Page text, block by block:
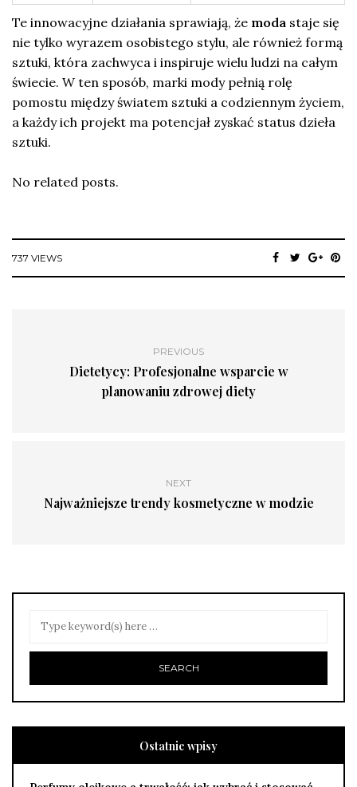
Te innowacyjne działania sprawiają, że moda staje się
nie tylko wyrazem osobistego stylu, ale również formą
sztuki, która zachwyca i inspiruje wielu ludzi na całym
świecie. W ten sposób, marki mody pełnią rolę
pomostu między światem sztuki a codziennym życiem,
a każdy ich projekt ma potencjał zyskać status dzieła
sztuki.
No related posts.
737 VIEWS
PREVIOUS
Dietetycy: Profesjonalne wsparcie w
planowaniu zdrowej diety
NEXT
Najważniejsze trendy kosmetyczne w modzie
Ostatnie wpisy